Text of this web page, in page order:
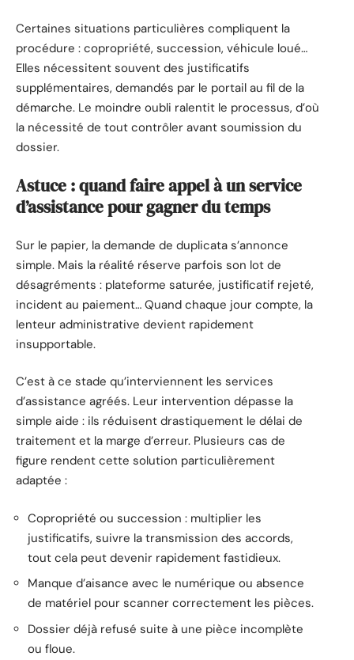
Certaines situations particulières compliquent la
procédure : copropriété, succession, véhicule loué…
Elles nécessitent souvent des justificatifs
supplémentaires, demandés par le portail au fil de la
démarche. Le moindre oubli ralentit le processus, d’où
la nécessité de tout contrôler avant soumission du
dossier.
Astuce : quand faire appel à un service
d’assistance pour gagner du temps
Sur le papier, la demande de duplicata s’annonce
simple. Mais la réalité réserve parfois son lot de
désagréments : plateforme saturée, justificatif rejeté,
incident au paiement… Quand chaque jour compte, la
lenteur administrative devient rapidement
insupportable.
C’est à ce stade qu’interviennent les services
d’assistance agréés. Leur intervention dépasse la
simple aide : ils réduisent drastiquement le délai de
traitement et la marge d’erreur. Plusieurs cas de
figure rendent cette solution particulièrement
adaptée :
Copropriété ou succession : multiplier les
justificatifs, suivre la transmission des accords,
tout cela peut devenir rapidement fastidieux.
Manque d’aisance avec le numérique ou absence
de matériel pour scanner correctement les pièces.
Dossier déjà refusé suite à une pièce incomplète
ou floue.